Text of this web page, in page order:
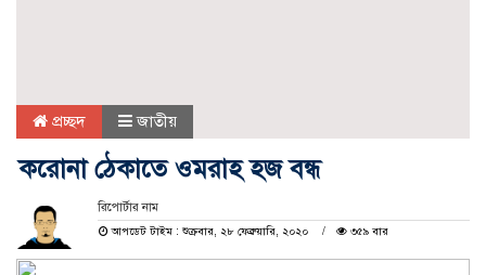
প্রচ্ছদ জাতীয়
করোনা ঠেকাতে ওমরাহ হজ বন্ধ
রিপোর্টার নাম
আপডেট টাইম : শুক্রবার, ২৮ ফেব্রুয়ারি, ২০২০
৩৫৯ বার